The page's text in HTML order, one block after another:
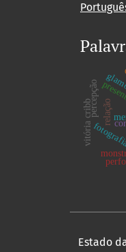
vitória cribb relação
percepção
Estado